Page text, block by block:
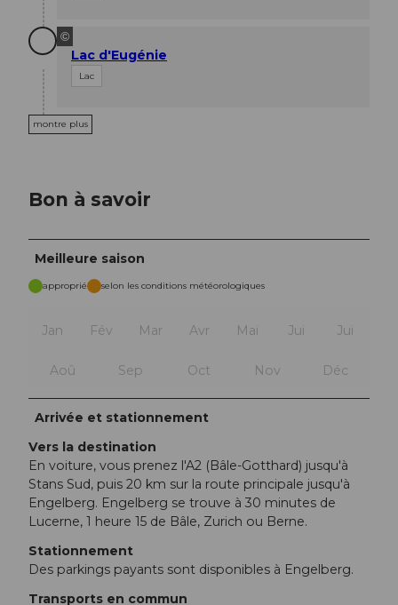
©
Lac d'Eugénie
Lac
montre plus
Bon à savoir
Meilleure saison
approprié selon les conditions météorologiques
Jan Fév Mar Avr Mai Jui Jui
Aoû Sep Oct Nov Déc
Arrivée et stationnement
Vers la destination
En voiture, vous prenez l'A2 (Bâle-Gotthard) jusqu'à
Stans Sud, puis 20 km sur la route principale jusqu'à
Engelberg. Engelberg se trouve à 30 minutes de
Lucerne, 1 heure 15 de Bâle, Zurich ou Berne.
Stationnement
Des parkings payants sont disponibles à Engelberg.
Transports en commun